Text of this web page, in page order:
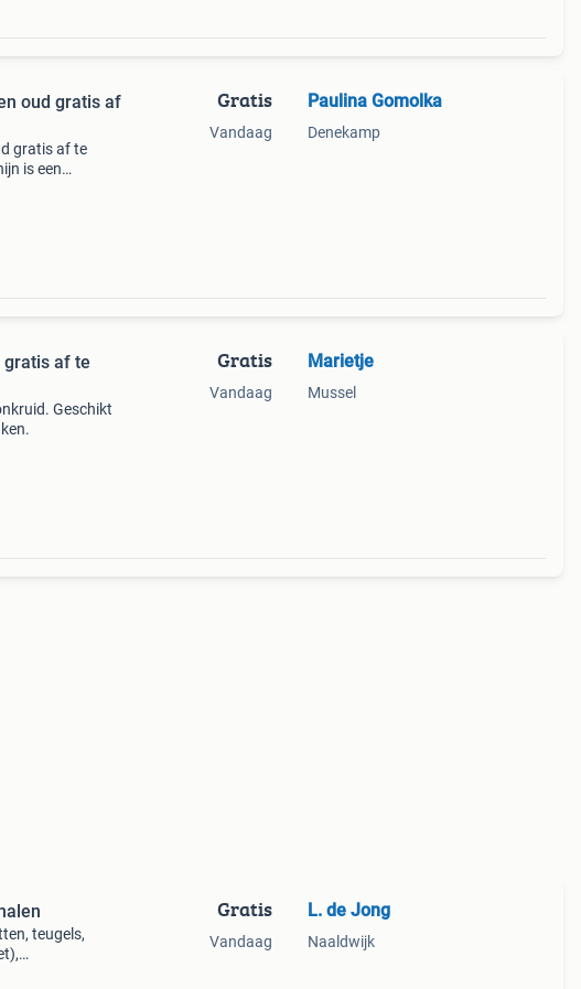
oud gratis af
gratis af te
is een
Gratis
Vandaag
Paulina Gomolka
Denekamp
gratis af te
Geschikt
Gratis
Vandaag
Marietje
Mussel
teugels,
Gratis
Vandaag
L. de Jong
Naaldwijk